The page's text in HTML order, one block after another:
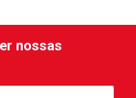
nossas